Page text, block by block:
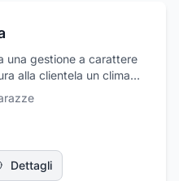
una gestione a carattere
alla clientela un clima
L'hotel è
al futuro ed al rispetto
motivo è dotato di
pannelli solari. Le camere
confortevoli e dotate
la struttura è ideale
Dettagli